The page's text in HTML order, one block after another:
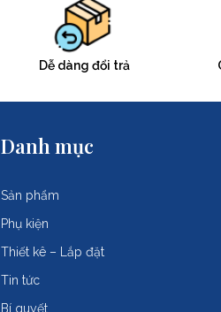
Dễ dàng đổi trả
Danh mục
Sản phẩm
Phụ kiện
Thiết kê – Lắp đặt
Tin tức
Bí quyết